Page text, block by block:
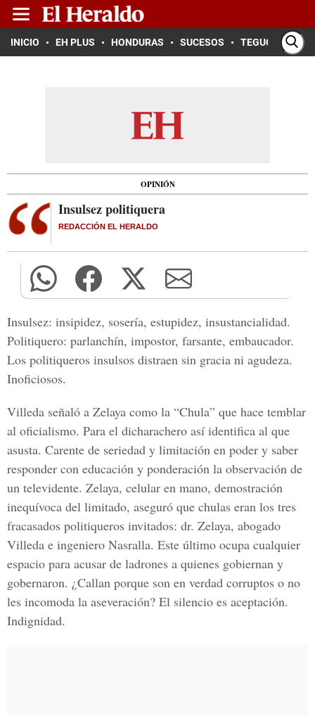
INICIO EH PLUS HONDURAS SUCESOS TEGUCIGALPA
OPINIÓN
Insulsez politiquera
REDACCIÓN EL HERALDO
Insulsez: insipidez, sosería, estupidez, insustancialidad.
Politiquero: parlanchín, impostor, farsante, embaucador.
Los politiqueros insulsos distraen sin gracia ni agudeza.
Inoficiosos.
Villeda señaló a Zelaya como la “Chula” que hace temblar
al oficialismo. Para el dicharachero así identifica al que
asusta. Carente de seriedad y limitación en poder y saber
responder con educación y ponderación la observación de
un televidente. Zelaya, celular en mano, demostración
inequívoca del limitado, aseguró que chulas eran los tres
fracasados politiqueros invitados: dr. Zelaya, abogado
Villeda e ingeniero Nasralla. Este último ocupa cualquier
espacio para acusar de ladrones a quienes gobiernan y
gobernaron. ¿Callan porque son en verdad corruptos o no
les incomoda la aseveración? El silencio es aceptación.
Indignidad.